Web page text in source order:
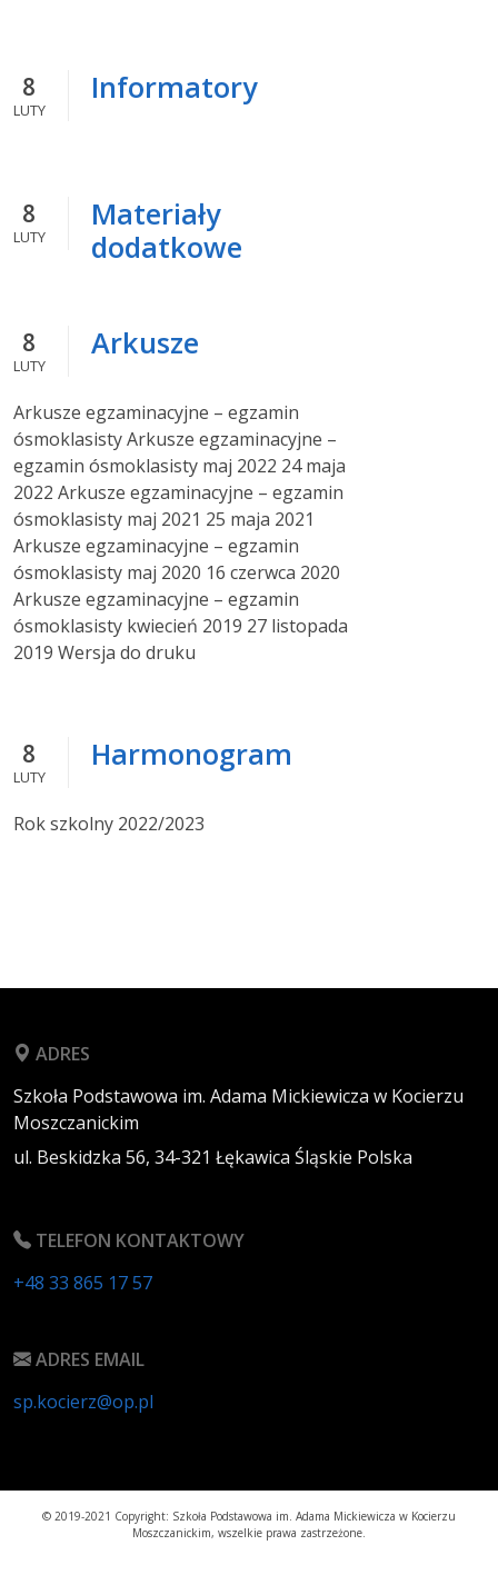
8
LUTY
Informatory
8
LUTY
Materiały
dodatkowe
8
LUTY
Arkusze
Arkusze egzaminacyjne – egzamin
ósmoklasisty Arkusze egzaminacyjne –
egzamin ósmoklasisty maj 2022 24 maja
2022 Arkusze egzaminacyjne – egzamin
ósmoklasisty maj 2021 25 maja 2021
Arkusze egzaminacyjne – egzamin
ósmoklasisty maj 2020 16 czerwca 2020
Arkusze egzaminacyjne – egzamin
ósmoklasisty kwiecień 2019 27 listopada
2019 Wersja do druku
8
LUTY
Harmonogram
Rok szkolny 2022/2023
ADRES
Szkoła Podstawowa im. Adama Mickiewicza w Kocierzu
Moszczanickim
ul. Beskidzka 56, 34-321 Łękawica Śląskie Polska
TELEFON KONTAKTOWY
+48 33 865 17 57
ADRES EMAIL
sp.kocierz@op.pl
© 2019-2021 Copyright: Szkoła Podstawowa im. Adama Mickiewicza w Kocierzu
Moszczanickim, wszelkie prawa zastrzeżone.